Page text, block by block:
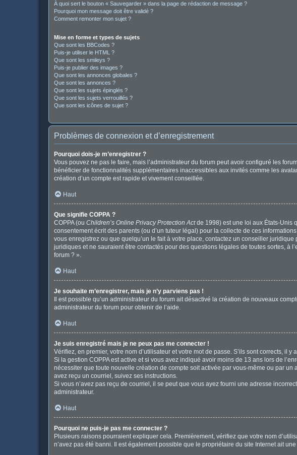
À quoi sert le bouton « Sauvegarder » dans la page de rédaction de message ?
Pourquoi mon message doit être validé ?
Comment remonter mon sujet ?
Mise en forme et types de sujets
Que sont les BBCodes ?
Puis-je utiliser le HTML ?
Que sont les smileys ?
Puis-je publier des images ?
Que sont les annonces globales ?
Que sont les annonces ?
Que sont les sujets épinglés ?
Que sont les sujets verrouillés ?
Que sont les icônes de sujet ?
Problèmes de connexion et d’enregistrement
Pourquoi dois-je m’enregistrer ?
Vous pouvez ne pas le faire, mais l’administrateur du forum peut avoir configuré les
bénéficier de fonctionnalités supplémentaires inaccessibles aux invités comme les
création d’un compte est rapide et vivement conseillée.
Haut
Que signifie COPPA ?
COPPA (ou Children’s Online Privacy Protection Actde 1998) est une loi aux États-Unis
consentement écrit des parents (ou d’un tuteur légal) pour la collecte de ces
vous enregistrez ou que quelqu’un le fait à votre place, contactez un conseiller
juridiques et ne sauraient être contactés pour des questions légales de toutes sortes, à
forum ? ».
Haut
Je souhaite m’enregistrer, mais je n’y parviens pas !
Il est possible qu’un administrateur du forum ait désactivé la création de nouveaux
administrateur du forum pour obtenir de l’aide.
Haut
Je suis enregistré mais je ne peux pas me connecter !
Vérifiez, en premier, votre nom d’utilisateur et votre mot de passe. S’ils sont corrects, il y
Si la gestion COPPA est active et si vous avez indiqué avoir moins de 13 ans lors de
nécessiter que toute nouvelle création de compte soit activée par vous-même ou par
avez reçu un courriel, suivez ses instructions.
Si vous n’avez pas reçu de courriel, il se peut que vous ayez fourni une adresse
administrateur.
Haut
Pourquoi ne puis-je pas me connecter ?
Plusieurs raisons pourraient expliquer cela. Premièrement, vérifiez que votre nom
n’avez pas été banni. Il est également possible que le propriétaire du site Internet ait